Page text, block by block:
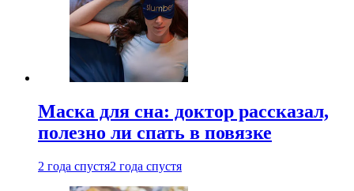
Маска для сна: доктор рассказал,
полезно ли спать в повязке
2 года спустя2 года спустя